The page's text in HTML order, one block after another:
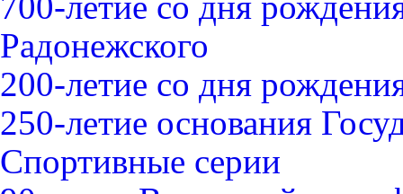
Радонежского
200-летие со дня
250-летие основания
Спортивные серии